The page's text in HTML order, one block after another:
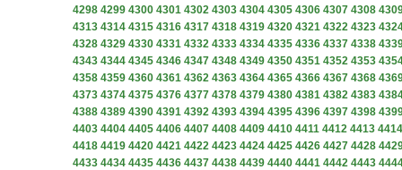
4298 4299 4300 4301 4302 4303 4304 4305 4306 4307 4308
4313 4314 4315 4316 4317 4318 4319 4320 4321 4322 4323
4328 4329 4330 4331 4332 4333 4334 4335 4336 4337 4338
4343 4344 4345 4346 4347 4348 4349 4350 4351 4352 4353
4358 4359 4360 4361 4362 4363 4364 4365 4366 4367 4368
4373 4374 4375 4376 4377 4378 4379 4380 4381 4382 4383
4388 4389 4390 4391 4392 4393 4394 4395 4396 4397 4398
4403 4404 4405 4406 4407 4408 4409 4410 4411 4412 4413 4414
4418 4419 4420 4421 4422 4423 4424 4425 4426 4427 4428
4433 4434 4435 4436 4437 4438 4439 4440 4441 4442 4443